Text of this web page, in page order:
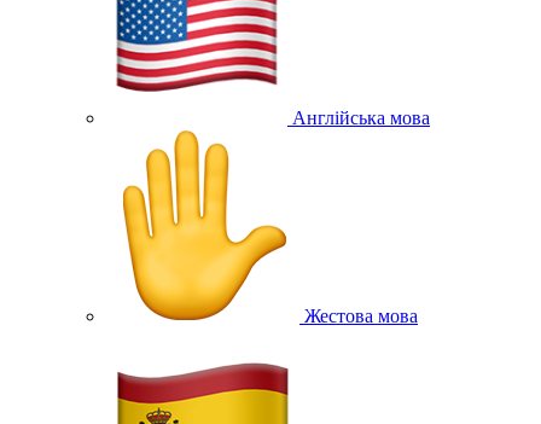
Англійська мова
Жестова мова